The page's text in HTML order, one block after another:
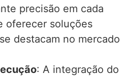
precisão em cada
oferecer soluções
destacam no mercado
: A integração do